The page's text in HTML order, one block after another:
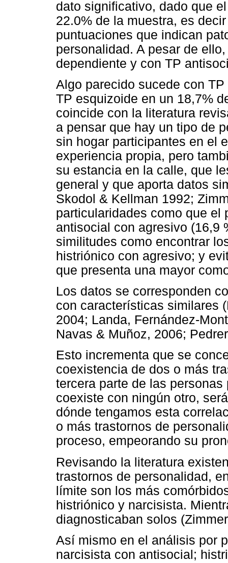
dato significativo, dado que
22.0% de la muestra, es
puntuaciones que indican
personalidad. A pesar de
dependiente y con TP
Algo parecido sucede con
TP esquizoide en un 18,7%
coincide con la literatura
a pensar que hay un tipo de
sin hogar participantes en el
experiencia propia, pero
su estancia en la calle, que
general y que aporta datos
Skodol & Kellman 1992;
particularidades como que el
antisocial con agresivo (16,9
similitudes como encontrar
histriónico con agresivo; y
que presenta una mayor
Los datos se corresponden
con características similares
2004; Landa, Fernández-
Navas & Muñoz, 2006;
Esto incrementa que se
coexistencia de dos o más
tercera parte de las
coexiste con ningún otro,
dónde tengamos esta
o más trastornos de
proceso, empeorando su
Revisando la literatura
trastornos de personalidad,
límite son los más
histriónico y narcisista.
diagnosticaban solos
Así mismo en el análisis por
narcisista con antisocial;